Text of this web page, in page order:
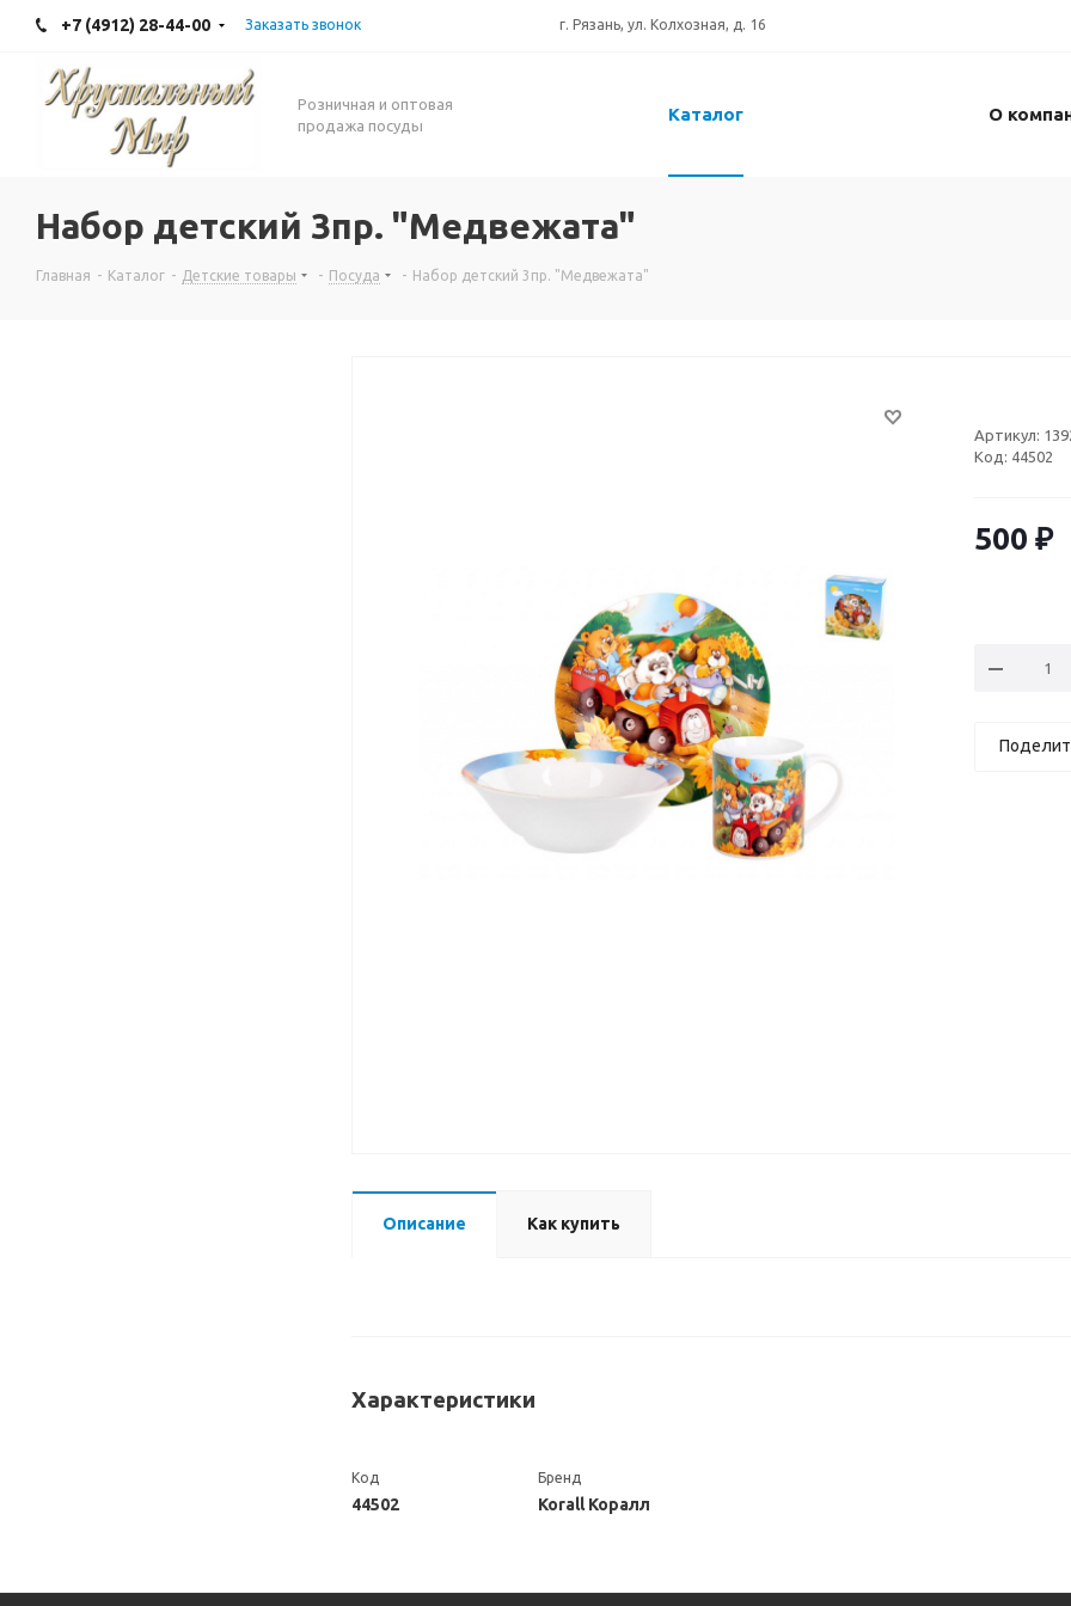
+7 (4912) 28-44-00 Заказать звонок г. Рязань, ул. Колхозная, д. 16
Розничная и оптовая
продажа посуды
Каталог О
Набор детский 3пр. "Медвежата"
Главная - Каталог - Детские товары - Посуда - Набор детский 3пр. "Медвежата"
Артикул:
Код: 44502
500 ₽
Описание Как купить
Характеристики
Код
44502
Бренд
Korall Коралл